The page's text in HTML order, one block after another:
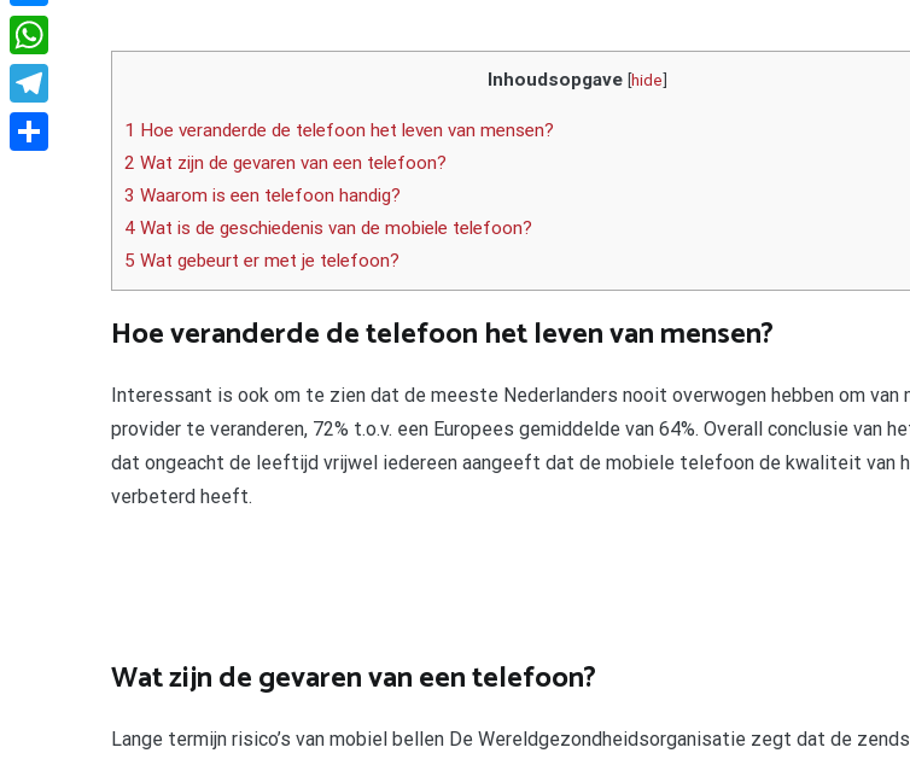
Inhoudsopgave [hide]
1 Hoe veranderde de telefoon het leven van mensen?
2 Wat zijn de gevaren van een telefoon?
3 Waarom is een telefoon handig?
4 Wat is de geschiedenis van de mobiele telefoon?
5 Wat gebeurt er met je telefoon?
Hoe veranderde de telefoon het leven van mensen?
Interessant is ook om te zien dat de meeste Nederlanders nooit overwogen hebben om van
provider te veranderen, 72% t.o.v. een Europees gemiddelde van 64%. Overall conclusie van
dat ongeacht de leeftijd vrijwel iedereen aangeeft dat de mobiele telefoon de kwaliteit van
verbeterd heeft.
Wat zijn de gevaren van een telefoon?
Lange termijn risico’s van mobiel bellen De Wereldgezondheidsorganisatie zegt dat de
Messenger
WhatsApp
Telegram